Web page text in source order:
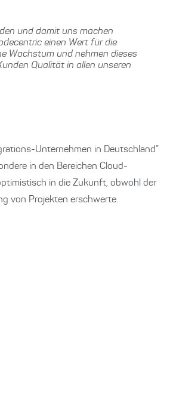
und damit uns machen
einen Wert für die
Wachstum und nehmen dieses
Qualität in allen unseren
Unternehmen in Deutschland”
in den Bereichen Cloud-
in die Zukunft, obwohl der
von Projekten erschwerte.